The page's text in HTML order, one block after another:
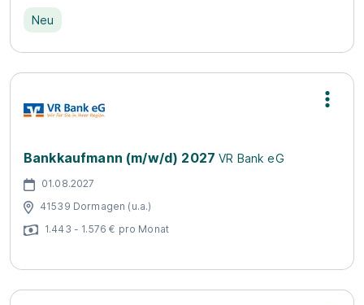
Neu
Bankkaufmann (m/w/d) 2027 VR Bank eG
01.08.2027
41539 Dormagen (u.a.)
1.443 - 1.576 € pro Monat